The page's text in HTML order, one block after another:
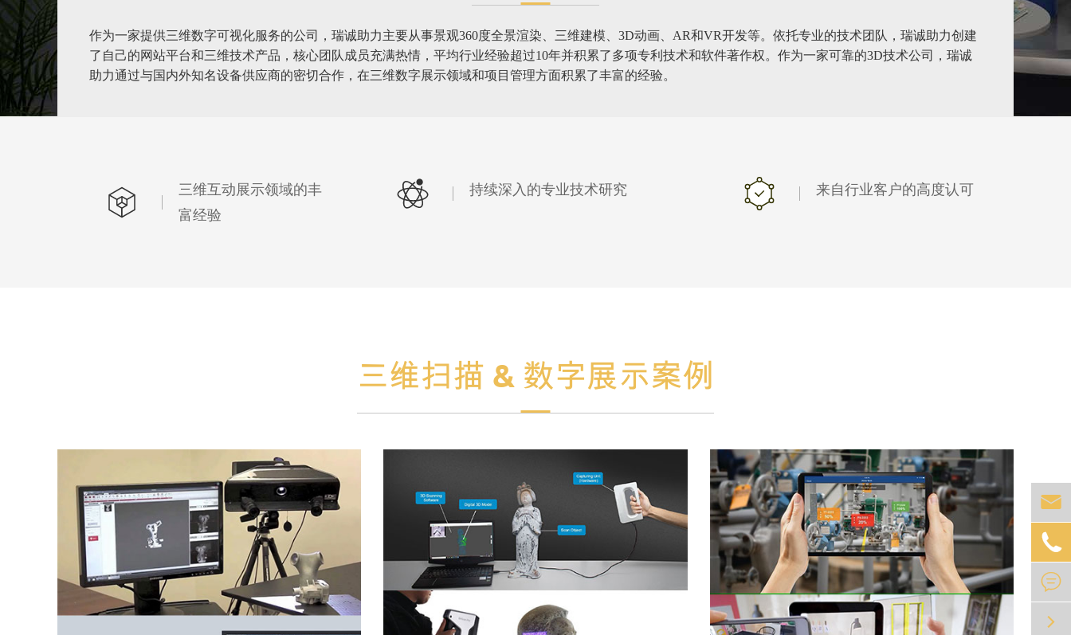
作为一家提供三维数字可视化服务的公司，瑞诚助力主要从事景观360度全景渲染、三维建模、3D动画、AR和VR开发等。依托专业的技术团队，瑞诚助力创建
了自己的网站平台和三维技术产品，核心团队成员充满热情，平均行业经验超过10年并积累了多项专利技术和软件著作权。作为一家可靠的3D技术公司，瑞诚
助力通过与国内外知名设备供应商的密切合作，在三维数字展示领域和项目管理方面积累了丰富的经验。
三维互动展示领域的丰
富经验
持续深入的专业技术研究 来自行业客户的高度认可
三维扫描 & 数字展示案例
字化备份保护，数据精度可达0.01毫米级别。为



